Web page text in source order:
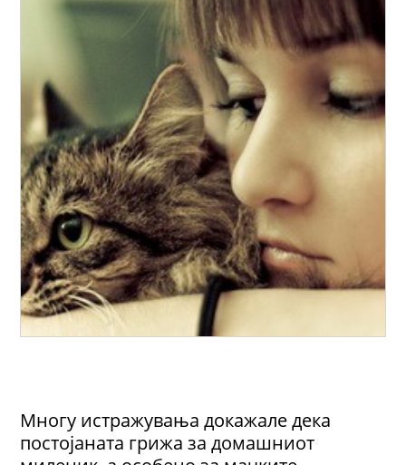
Многу истражувања докажале дека
постојаната грижа за домашниот